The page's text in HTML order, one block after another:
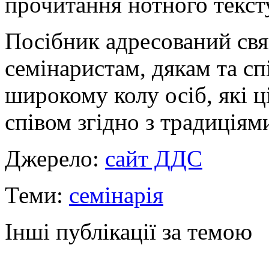
Посібник адресований
семінаристам, дякам та
широкому колу осіб, які
співом згідно з
Джерело: сайт ДДС
Теми: семінарія
Інші публікації за темою